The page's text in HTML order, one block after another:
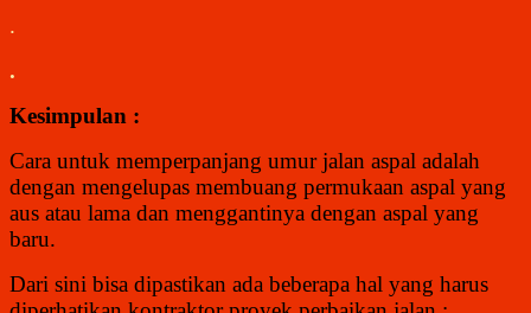
.
.
Kesimpulan :
Cara untuk memperpanjang umur jalan aspal adalah
dengan mengelupas membuang permukaan aspal yang
aus atau lama dan menggantinya dengan aspal yang
baru.
Dari sini bisa dipastikan ada beberapa hal yang harus